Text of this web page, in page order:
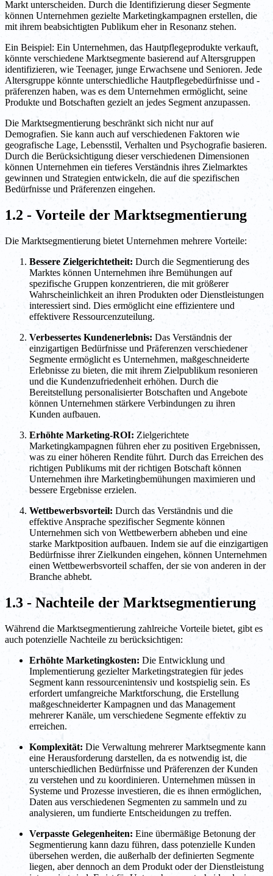
Markt unterscheiden. Durch die Identifizierung dieser Segmente
können Unternehmen gezielte Marketingkampagnen erstellen, die
mit ihrem beabsichtigten Publikum eher in Resonanz stehen.
Ein Beispiel: Ein Unternehmen, das Hautpflegeprodukte verkauft,
könnte verschiedene Marktsegmente basierend auf Altersgruppen
identifizieren, wie Teenager, junge Erwachsene und Senioren. Jede
Altersgruppe könnte unterschiedliche Hautpflegebedürfnisse und -
präferenzen haben, was es dem Unternehmen ermöglicht, seine
Produkte und Botschaften gezielt an jedes Segment anzupassen.
Die Marktsegmentierung beschränkt sich nicht nur auf
Demografien. Sie kann auch auf verschiedenen Faktoren wie
geografische Lage, Lebensstil, Verhalten und Psychografie basieren.
Durch die Berücksichtigung dieser verschiedenen Dimensionen
können Unternehmen ein tieferes Verständnis ihres Zielmarktes
gewinnen und Strategien entwickeln, die auf die spezifischen
Bedürfnisse und Präferenzen eingehen.
1.2 - Vorteile der Marktsegmentierung
Die Marktsegmentierung bietet Unternehmen mehrere Vorteile:
Bessere Zielgerichtetheit: Durch die Segmentierung des
Marktes können Unternehmen ihre Bemühungen auf
spezifische Gruppen konzentrieren, die mit größerer
Wahrscheinlichkeit an ihren Produkten oder Dienstleistungen
interessiert sind. Dies ermöglicht eine effizientere und
effektivere Ressourcenzuteilung.
Verbessertes Kundenerlebnis: Das Verständnis der
einzigartigen Bedürfnisse und Präferenzen verschiedener
Segmente ermöglicht es Unternehmen, maßgeschneiderte
Erlebnisse zu bieten, die mit ihrem Zielpublikum resonieren
und die Kundenzufriedenheit erhöhen. Durch die
Bereitstellung personalisierter Botschaften und Angebote
können Unternehmen stärkere Verbindungen zu ihren
Kunden aufbauen.
Erhöhte Marketing-ROI: Zielgerichtete
Marketingkampagnen führen eher zu positiven Ergebnissen,
was zu einer höheren Rendite führt. Durch das Erreichen des
richtigen Publikums mit der richtigen Botschaft können
Unternehmen ihre Marketingbemühungen maximieren und
bessere Ergebnisse erzielen.
Wettbewerbsvorteil: Durch das Verständnis und die
effektive Ansprache spezifischer Segmente können
Unternehmen sich von Wettbewerbern abheben und eine
starke Marktposition aufbauen. Indem sie auf die einzigartigen
Bedürfnisse ihrer Zielkunden eingehen, können Unternehmen
einen Wettbewerbsvorteil schaffen, der sie von anderen in der
Branche abhebt.
1.3 - Nachteile der Marktsegmentierung
Während die Marktsegmentierung zahlreiche Vorteile bietet, gibt es
auch potenzielle Nachteile zu berücksichtigen:
Erhöhte Marketingkosten: Die Entwicklung und
Implementierung gezielter Marketingstrategien für jedes
Segment kann ressourcenintensiv und kostspielig sein. Es
erfordert umfangreiche Marktforschung, die Erstellung
maßgeschneiderter Kampagnen und das Management
mehrerer Kanäle, um verschiedene Segmente effektiv zu
erreichen.
Komplexität: Die Verwaltung mehrerer Marktsegmente kann
eine Herausforderung darstellen, da es notwendig ist, die
unterschiedlichen Bedürfnisse und Präferenzen der Kunden
zu verstehen und zu koordinieren. Unternehmen müssen in
Systeme und Prozesse investieren, die es ihnen ermöglichen,
Daten aus verschiedenen Segmenten zu sammeln und zu
analysieren, um fundierte Entscheidungen zu treffen.
Verpasste Gelegenheiten: Eine übermäßige Betonung der
Segmentierung kann dazu führen, dass potenzielle Kunden
übersehen werden, die außerhalb der definierten Segmente
liegen, aber dennoch an dem Produkt oder der Dienstleistung